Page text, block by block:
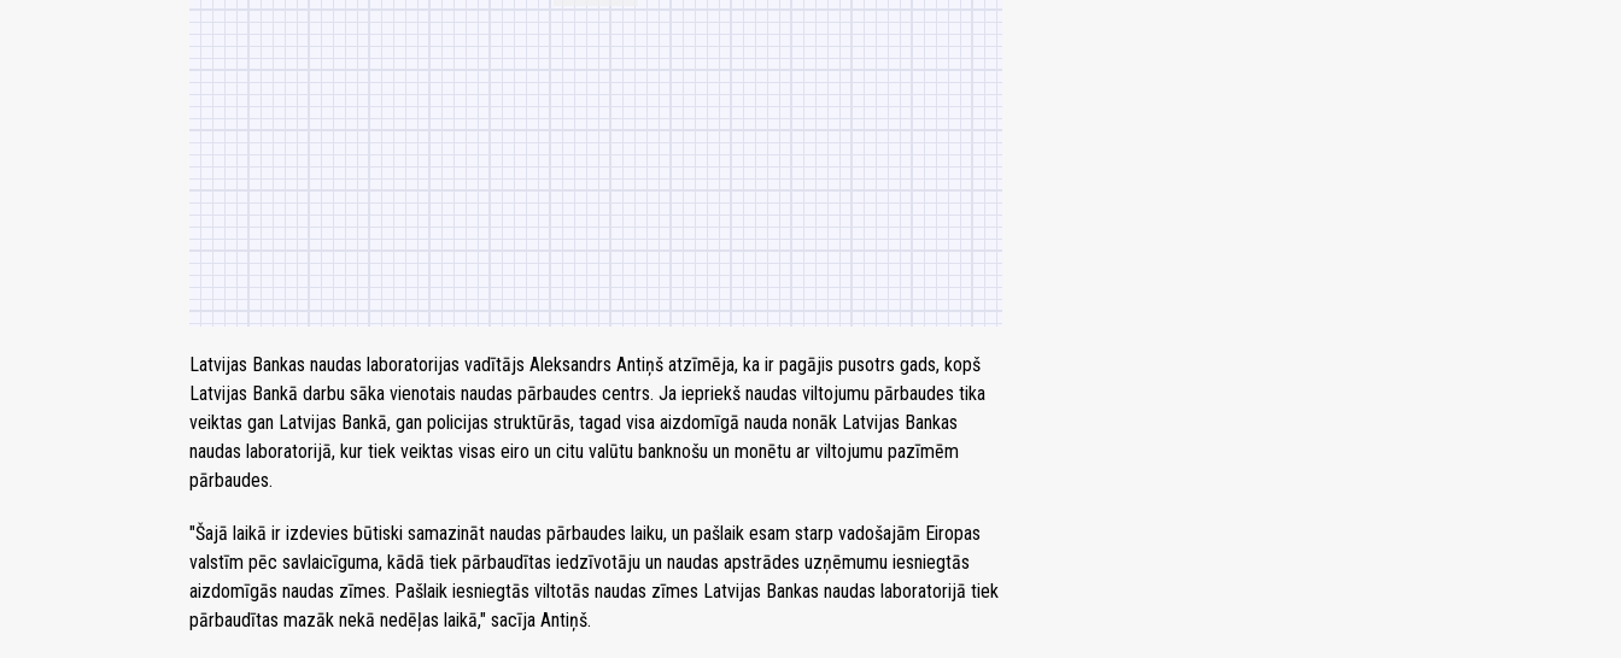
Latvijas Bankas naudas laboratorijas vadītājs Aleksandrs Antiņš atzīmēja, ka ir pagājis pusotrs gads, kopš
Latvijas Bankā darbu sāka vienotais naudas pārbaudes centrs. Ja iepriekš naudas viltojumu pārbaudes tika
veiktas gan Latvijas Bankā, gan policijas struktūrās, tagad visa aizdomīgā nauda nonāk Latvijas Bankas
naudas laboratorijā, kur tiek veiktas visas eiro un citu valūtu banknošu un monētu ar viltojumu pazīmēm
pārbaudes.
"Šajā laikā ir izdevies būtiski samazināt naudas pārbaudes laiku, un pašlaik esam starp vadošajām Eiropas
valstīm pēc savlaicīguma, kādā tiek pārbaudītas iedzīvotāju un naudas apstrādes uzņēmumu iesniegtās
aizdomīgās naudas zīmes. Pašlaik iesniegtās viltotās naudas zīmes Latvijas Bankas naudas laboratorijā tiek
pārbaudītas mazāk nekā nedēļas laikā," sacīja Antiņš.